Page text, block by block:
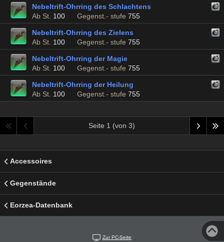
Nebeltrift-Ohrring des Schlachtens
Ab St. 100 Gegenst.- stufe 755
Nebeltrift-Ohrring des Zielens
Ab St. 100 Gegenst.- stufe 755
Nebeltrift-Ohrring der Magie
Ab St. 100 Gegenst.- stufe 755
Nebeltrift-Ohrring der Heilung
Ab St. 100 Gegenst.- stufe 755
Seite 1 (von 3)
Accessoires
Gegenstände
Eorzea-Datenbank
Zur PC-Seite